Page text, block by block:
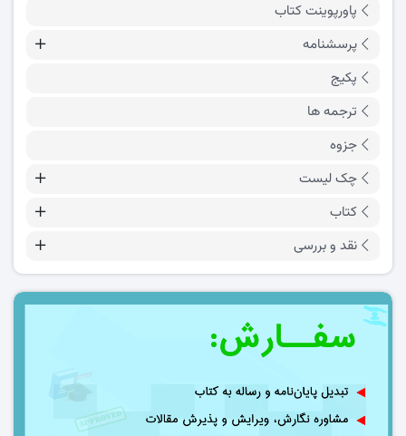
پاورپوینت کتاب
پرسشنامه
پکیج
ترجمه ها
جزوه
چک لیست
کتاب
نقد و بررسی